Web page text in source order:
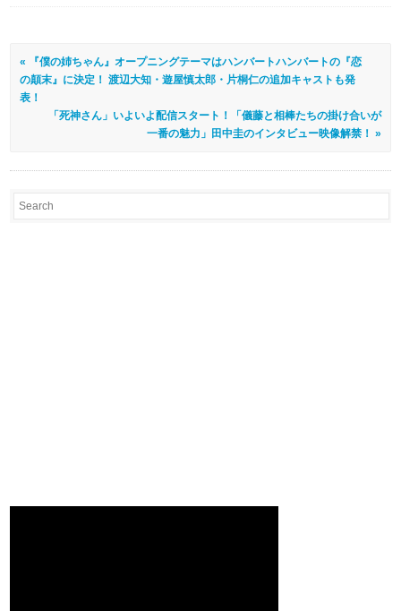
« 『僕の姉ちゃん』オープニングテーマはハンバートハンバートの『恋
の顛末』に決定！ 渡辺大知・遊屋慎太郎・片桐仁の追加キャストも発
表！
「死神さん」いよいよ配信スタート！「儀藤と相棒たちの掛け合いが
一番の魅力」田中圭のインタビュー映像解禁！ »